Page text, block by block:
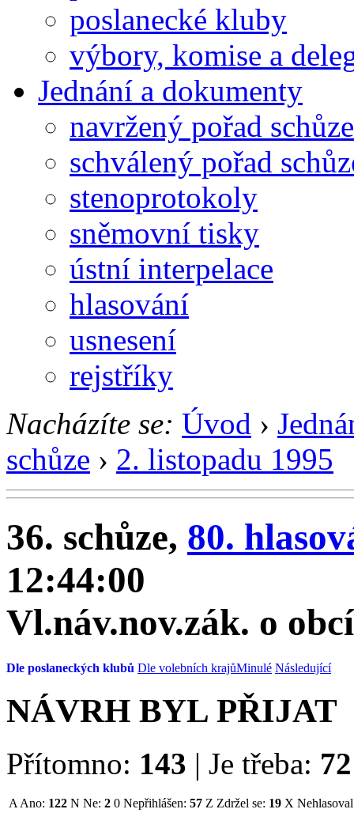
poslanecké kluby
výbory, komise a
Jednání a dokumenty
navržený pořad schůze
schválený pořad
stenoprotokoly
sněmovní tisky
ústní interpelace
hlasování
usnesení
rejstříky
Nacházíte se: Úvod ›
schůze › 2. listopadu 1995
36. schůze, 80.
12:44:00
Vl.náv.nov.zák. o
Dle poslaneckých klubů Dle volebních krajůMinulé Následující
NÁVRH BYL PŘIJAT
Přítomno: 143 | Je třeba: 72
A Ano: 122 N Ne: 2 0 Nepřihlášen: 57 Z Zdržel se: 19 X Nehlasoval